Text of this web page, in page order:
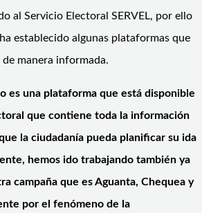
al Servicio Electoral SERVEL, por ello
establecido algunas plataformas que
manera informada.
es una plataforma que está disponible
que contiene toda la información
la ciudadanía pueda planificar su ida
hemos ido trabajando también ya
campaña que es Aguanta, Chequea y
por el fenómeno de la